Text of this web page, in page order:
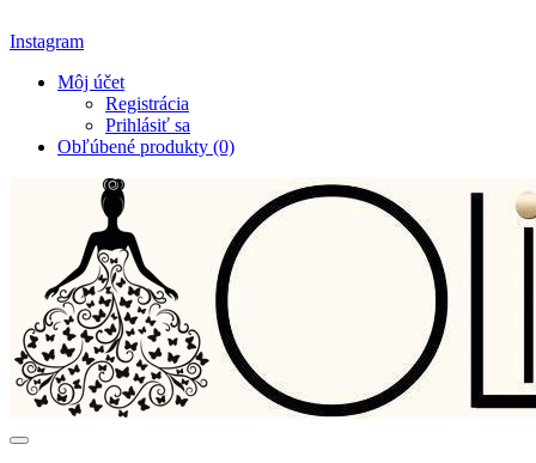
Instagram
Môj účet
Registrácia
Prihlásiť sa
Obľúbené produkty (0)